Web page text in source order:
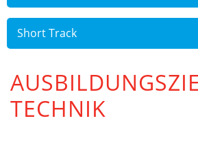
Short Track
TECHNIK